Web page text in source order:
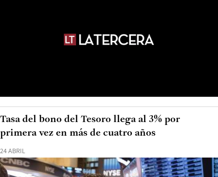
24 ABRIL
Tasa del bono del Tesoro llega al 3% por
primera vez en más de cuatro años